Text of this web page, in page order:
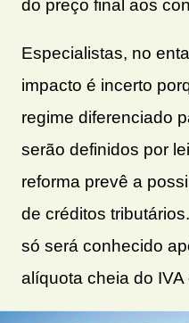
do preço final aos
Especialistas, no
impacto é incerto
regime diferenciado
serão definidos por
reforma prevê a
de créditos
só será conhecido
alíquota cheia do IVA